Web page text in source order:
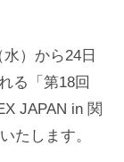
）から24日
る「第18回
JAPAN in 関
たします。